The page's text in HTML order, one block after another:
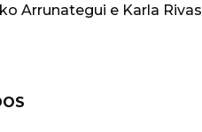
Arrunategui e Karla Rivas